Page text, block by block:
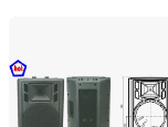
Antel Electronics
Shanghai, China